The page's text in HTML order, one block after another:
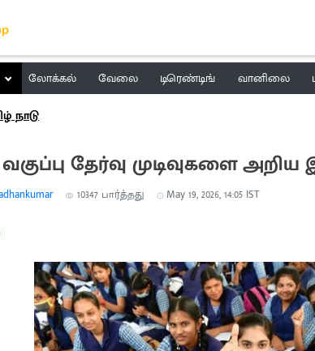
லோக்கல் வேலை டிரெண்டிங் வானிலை
நாடு
தேர்வு முடிவுகளை
10347 பார்த்தது May 19, 2026, 14:05 IST